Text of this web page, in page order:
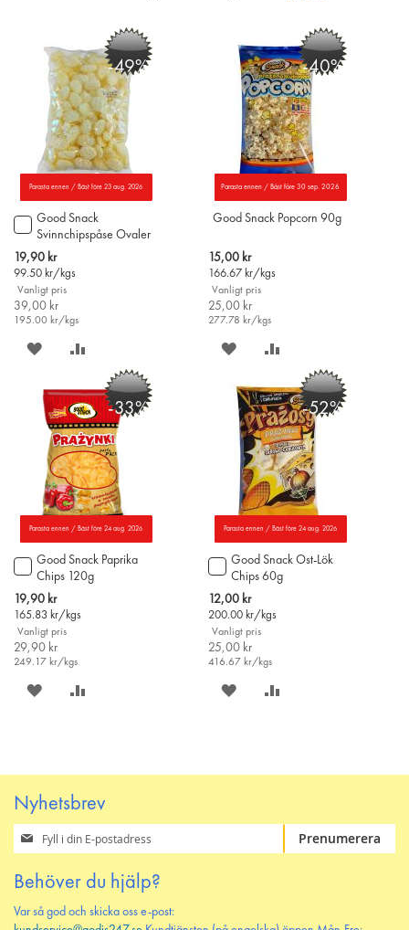
Parasta ennen / Bäst före 23 aug. 2026
-49%
Good Snack
Svinnchipspåse Ovaler
200g
Special
Price
19,90 kr
99.50 kr/kgs
Vanligt pris
39,00 kr
195.00 kr/kgs
Lägg
till
i
varukorgen
SPARA
ÖNSKELISTAN
JÄMFÖR
Parasta ennen / Bäst före 30 sep. 2026
-40%
Good Snack Popcorn 90g
Special
Price
15,00 kr
166.67 kr/kgs
Vanligt pris
25,00 kr
277.78 kr/kgs
SPARA
ÖNSKELISTAN
JÄMFÖR
Parasta ennen / Bäst före 24 aug. 2026
-33%
Good Snack Paprika
Chips 120g
Special
Price
19,90 kr
165.83 kr/kgs
Vanligt pris
29,90 kr
249.17 kr/kgs
Lägg
till
i
varukorgen
SPARA
-52%
Parasta ennen / Bäst före 24 aug. 2026
Good Snack Ost-Lök
Chips 60g
Special
Price
12,00 kr
200.00 kr/kgs
Vanligt pris
25,00 kr
416.67 kr/kgs
Lägg
till
i
varukorgen
SPARA
Nyhetsbrev
Prenumerera
på
nyhetsbrev
Prenumerera
Behöver du hjälp?
Var så god och skicka oss e-post: